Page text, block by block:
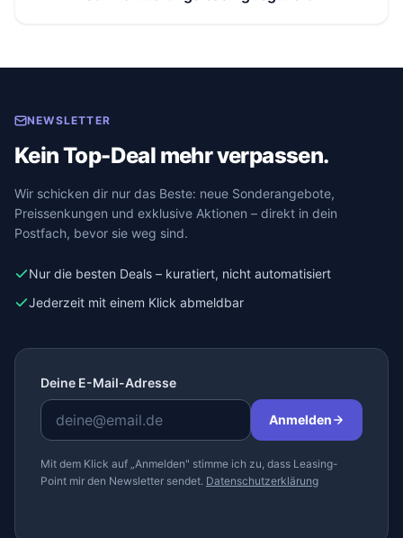
NEWSLETTER
Kein Top-Deal mehr verpassen.
Wir schicken dir nur das Beste: neue Sonderangebote,
Preissenkungen und exklusive Aktionen – direkt in dein
Postfach, bevor sie weg sind.
Nur die besten Deals – kuratiert, nicht automatisiert
Jederzeit mit einem Klick abmeldbar
Deine E-Mail-Adresse
Anmelden
Mit dem Klick auf „Anmelden" stimme ich zu, dass Leasing-
Point mir den Newsletter sendet. Datenschutzerklärung